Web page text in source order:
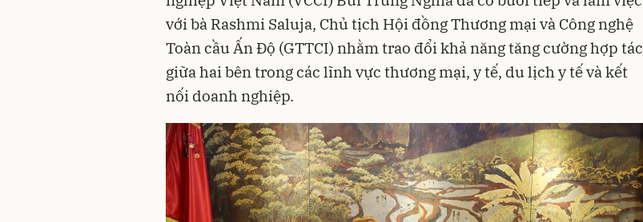
với bà Rashmi Saluja, Chủ tịch Hội đồng Thương mại và Công nghệ
Toàn cầu Ấn Độ (GTTCI) nhằm trao đổi khả năng tăng cường hợp tác
giữa hai bên trong các lĩnh vực thương mại, y tế, du lịch y tế và kết
nối doanh nghiệp.